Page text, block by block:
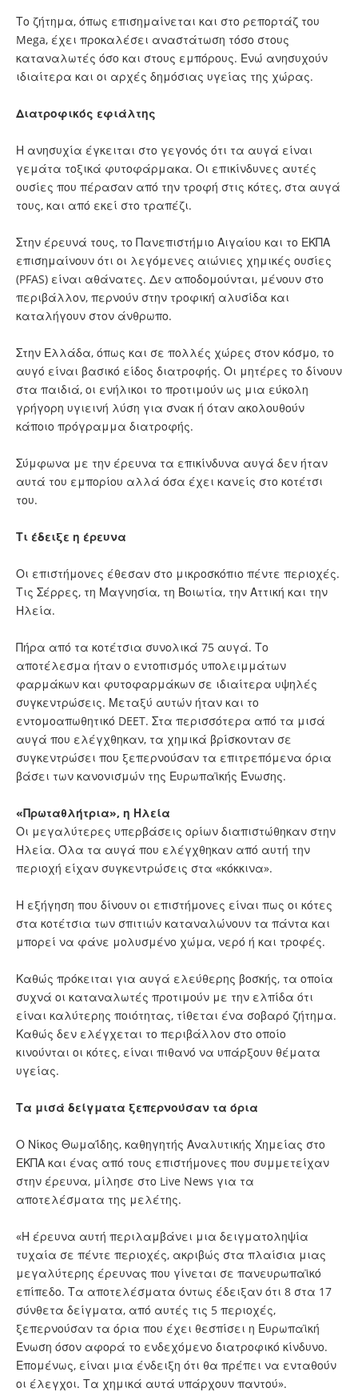
Το ζήτημα, όπως επισημαίνεται και στο ρεπορτάζ του
Mega, έχει προκαλέσει αναστάτωση τόσο στους
καταναλωτές όσο και στους εμπόρους. Ενώ ανησυχούν
ιδιαίτερα και οι αρχές δημόσιας υγείας της χώρας.
Διατροφικός εφιάλτης
Η ανησυχία έγκειται στο γεγονός ότι τα αυγά είναι
γεμάτα τοξικά φυτοφάρμακα. Οι επικίνδυνες αυτές
ουσίες που πέρασαν από την τροφή στις κότες, στα αυγά
τους, και από εκεί στο τραπέζι.
Στην έρευνά τους, το Πανεπιστήμιο Αιγαίου και το ΕΚΠΑ
επισημαίνουν ότι οι λεγόμενες αιώνιες χημικές ουσίες
(PFAS) είναι αθάνατες. Δεν αποδομούνται, μένουν στο
περιβάλλον, περνούν στην τροφική αλυσίδα και
καταλήγουν στον άνθρωπο.
Στην Ελλάδα, όπως και σε πολλές χώρες στον κόσμο, το
αυγό είναι βασικό είδος διατροφής. Οι μητέρες το δίνουν
στα παιδιά, οι ενήλικοι το προτιμούν ως μια εύκολη
γρήγορη υγιεινή λύση για σνακ ή όταν ακολουθούν
κάποιο πρόγραμμα διατροφής.
Σύμφωνα με την έρευνα τα επικίνδυνα αυγά δεν ήταν
αυτά του εμπορίου αλλά όσα έχει κανείς στο κοτέτσι
του.
Τι έδειξε η έρευνα
Οι επιστήμονες έθεσαν στο μικροσκόπιο πέντε περιοχές.
Τις Σέρρες, τη Μαγνησία, τη Βοιωτία, την Αττική και την
Ηλεία.
Πήρα από τα κοτέτσια συνολικά 75 αυγά. Το
αποτέλεσμα ήταν ο εντοπισμός υπολειμμάτων
φαρμάκων και φυτοφαρμάκων σε ιδιαίτερα υψηλές
συγκεντρώσεις. Μεταξύ αυτών ήταν και το
εντομοαπωθητικό DEET. Στα περισσότερα από τα μισά
αυγά που ελέγχθηκαν, τα χημικά βρίσκονταν σε
συγκεντρώσει που ξεπερνούσαν τα επιτρεπόμενα όρια
βάσει των κανονισμών της Ευρωπαϊκής Ένωσης.
«Πρωταθλήτρια», η Ηλεία
Οι μεγαλύτερες υπερβάσεις ορίων διαπιστώθηκαν στην
Ηλεία. Όλα τα αυγά που ελέγχθηκαν από αυτή την
περιοχή είχαν συγκεντρώσεις στα «κόκκινα».
Η εξήγηση που δίνουν οι επιστήμονες είναι πως οι κότες
στα κοτέτσια των σπιτιών καταναλώνουν τα πάντα και
μπορεί να φάνε μολυσμένο χώμα, νερό ή και τροφές.
Καθώς πρόκειται για αυγά ελεύθερης βοσκής, τα οποία
συχνά οι καταναλωτές προτιμούν με την ελπίδα ότι
είναι καλύτερης ποιότητας, τίθεται ένα σοβαρό ζήτημα.
Καθώς δεν ελέγχεται το περιβάλλον στο οποίο
κινούνται οι κότες, είναι πιθανό να υπάρξουν θέματα
υγείας.
Τα μισά δείγματα ξεπερνούσαν τα όρια
Ο Νίκος Θωμαΐδης, καθηγητής Αναλυτικής Χημείας στο
ΕΚΠΑ και ένας από τους επιστήμονες που συμμετείχαν
στην έρευνα, μίλησε στο Live News για τα
αποτελέσματα της μελέτης.
«Η έρευνα αυτή περιλαμβάνει μια δειγματοληψία
τυχαία σε πέντε περιοχές, ακριβώς στα πλαίσια μιας
μεγαλύτερης έρευνας που γίνεται σε πανευρωπαϊκό
επίπεδο. Τα αποτελέσματα όντως έδειξαν ότι 8 στα 17
σύνθετα δείγματα, από αυτές τις 5 περιοχές,
ξεπερνούσαν τα όρια που έχει θεσπίσει η Ευρωπαϊκή
Ένωση όσον αφορά το ενδεχόμενο διατροφικό κίνδυνο.
Επομένως, είναι μια ένδειξη ότι θα πρέπει να ενταθούν
οι έλεγχοι. Τα χημικά αυτά υπάρχουν παντού».